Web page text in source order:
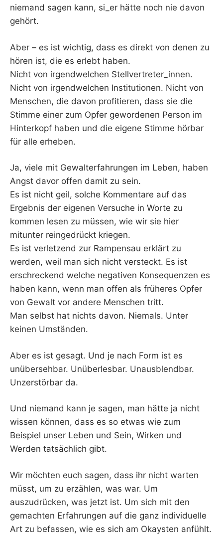
niemand sagen kann, si_er hätte noch nie davon
gehört.
Aber – es ist wichtig, dass es direkt von denen zu
hören ist, die es erlebt haben.
Nicht von irgendwelchen Stellvertreter_innen.
Nicht von irgendwelchen Institutionen. Nicht von
Menschen, die davon profitieren, dass sie die
Stimme einer zum Opfer gewordenen Person im
Hinterkopf haben und die eigene Stimme hörbar
für alle erheben.
Ja, viele mit Gewalterfahrungen im Leben, haben
Angst davor offen damit zu sein.
Es ist nicht geil, solche Kommentare auf das
Ergebnis der eigenen Versuche in Worte zu
kommen lesen zu müssen, wie wir sie hier
mitunter reingedrückt kriegen.
Es ist verletzend zur Rampensau erklärt zu
werden, weil man sich nicht versteckt. Es ist
erschreckend welche negativen Konsequenzen es
haben kann, wenn man offen als früheres Opfer
von Gewalt vor andere Menschen tritt.
Man selbst hat nichts davon. Niemals. Unter
keinen Umständen.
Aber es ist gesagt. Und je nach Form ist es
unübersehbar. Unüberlesbar. Unausblendbar.
Unzerstörbar da.
Und niemand kann je sagen, man hätte ja nicht
wissen können, dass es so etwas wie zum
Beispiel unser Leben und Sein, Wirken und
Werden tatsächlich gibt.
Wir möchten euch sagen, dass ihr nicht warten
müsst, um zu erzählen, was war. Um
auszudrücken, was jetzt ist. Um sich mit den
gemachten Erfahrungen auf die ganz individuelle
Art zu befassen, wie es sich am Okaysten anfühlt.